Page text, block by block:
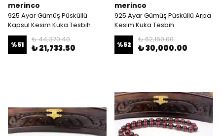
merinco
925 Ayar Gümüş Püsküllü
Kapsül Kesim Kuka Tesbih
%51
₺ 44,370.40
₺ 21,733.50
merinco
925 Ayar Gümüş Püsküllü Arpa
Kesim Kuka Tesbih
%52
₺ 62,160.00
₺ 30,000.00